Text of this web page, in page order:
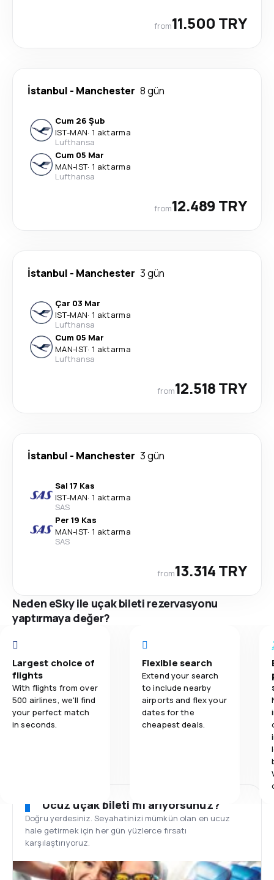
from11.500 TRY
İstanbul - Manchester 8 gün
Cum 26 Şub
IST-MAN· 1 aktarma
Lufthansa
Cum 05 Mar
MAN-IST· 1 aktarma
Lufthansa
from12.489 TRY
İstanbul - Manchester 3 gün
Çar 03 Mar
IST-MAN· 1 aktarma
Lufthansa
Cum 05 Mar
MAN-IST· 1 aktarma
Lufthansa
from12.518 TRY
İstanbul - Manchester 3 gün
Sal 17 Kas
IST-MAN· 1 aktarma
SAS
Per 19 Kas
MAN-IST· 1 aktarma
SAS
from13.314 TRY
Neden eSky ile uçak bileti rezervasyonu
yaptırmaya değer?
Largest choice of
flights
With flights from over
500 airlines, we'll find
your perfect match
in seconds.
Flexible search
Extend your search
to include nearby
airports and flex your
dates for the
cheapest deals.
Ucuz uçak bileti mi arıyorsunuz?
Doğru yerdesiniz. Seyahatinizi mümkün olan en ucuz
hale getirmek için her gün yüzlerce fırsatı
karşılaştırıyoruz.